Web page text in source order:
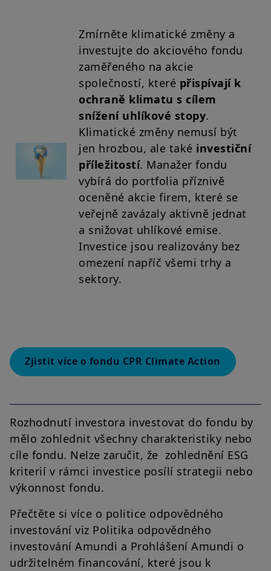
Zmírněte klimatické změny a
investujte do akciového fondu
zaměřeného na akcie
společností, které přispívají k
ochraně klimatu s cílem
snížení uhlíkové stopy.
Klimatické změny nemusí být
jen hrozbou, ale také investiční
příležitostí. Manažer fondu
vybírá do portfolia příznivě
oceněné akcie firem, které se
veřejně zavázaly aktivně jednat
a snižovat uhlíkové emise.
Investice jsou realizovány bez
omezení napříč všemi trhy a
sektory.
Zjistit více o fondu CPR Climate Action
Rozhodnutí investora investovat do fondu by
mělo zohlednit všechny charakteristiky nebo
cíle fondu. Nelze zaručit, že zohlednění ESG
kriterií v rámci investice posílí strategii nebo
výkonnost fondu.
Přečtěte si více o politice odpovědného
investování viz Politika odpovědného
investování Amundi a Prohlášení Amundi o
udržitelném financování, které jsou k